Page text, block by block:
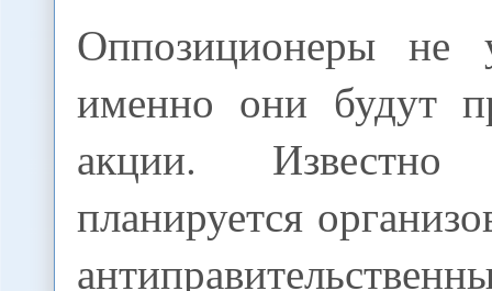
Оппозиционеры не
именно они будут
акции.
планируется